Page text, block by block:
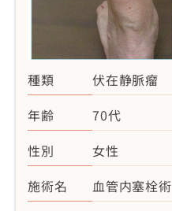
種類
伏在静脈瘤
年齢
70代
性別
女性
施術名
血管内塞栓術